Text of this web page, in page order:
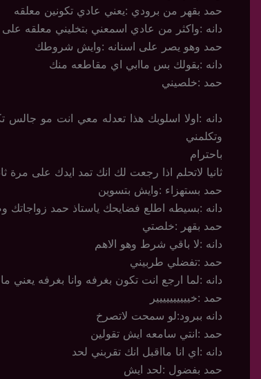
حمد بقهر من برودي :يعني عادي تكونين معلقه
دانه :واكثر من عادي اسمعني بتخليني معلقه
حمد وهو يصر على اسنانه :وايش شروطك
دانه :بقولك بس ماابي اي مقاطعه منك
حمد :خلصيني
دانه :اولا اسلوبك هذا تعدله معي انت مو
وتكلمني
باحترام
ثانيا لاتحلم اذا رجعت لك انك تمد ايدك على مرة
حمد بستهزاء :وايش بتسوين
دانه :بسيطه اطلع فضايحك ياستاذ حمد
حمد بقهر :خلصتي
دانه :لا باقي شرط وهو الاهم
حمد :تفضلي طربيني
دانه :لما ارجع انت تكون بغرفه وانا بغرفه يعني
حمد :خيييييييييير
دانه ببرود:لو سمحت لاتصرخ
حمد :انتي سامعه ايش تقولين
دانه :اي انا مااقبل انك تقربني لحد
حمد بفضول :لحد ايش